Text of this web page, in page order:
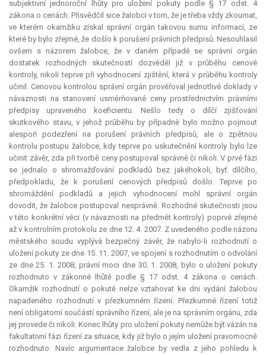
subjektivní jednoroční lhůty pro uložení pokuty podle § 17 odst. 4
zákona o cenách. Přisvědčil sice žalobci v tom, že je třeba vždy zkoumat,
ve kterém okamžiku získal správní orgán takovou sumu informací, ze
které by bylo zřejmé, že došlo k porušení právních předpisů. Nesouhlasil
ovšem s názorem žalobce, že v daném případě se správní orgán
dostatek rozhodných skutečností dozvěděl již v průběhu cenové
kontroly, nikoli teprve při vyhodnocení zjištění, která v průběhu kontroly
učinil. Cenovou kontrolou správní orgán prověřoval jednotlivé doklady v
návaznosti na stanovení usměrňované ceny prostřednictvím právními
předpisy upraveného koeficientu. Nešlo tedy o dílčí zjišťování
skutkového stavu, v jehož průběhu by případně bylo možno pojmout
alespoň podezření na porušení právních předpisů, ale o zpětnou
kontrolu postupu žalobce, kdy teprve po uskutečnění kontroly bylo lze
učinit závěr, zda při tvorbě ceny postupoval správně či nikoli. V prvé fázi
se jednalo o shromažďování podkladů bez jakéhokoli, byť dílčího,
předpokladu, že k porušení cenových předpisů došlo. Teprve po
shromáždění podkladů a jejich vyhodnocení mohl správní orgán
dovodit, že žalobce postupoval nesprávně. Rozhodné skutečnosti jsou
v této konkrétní věci (v návaznosti na předmět kontroly) poprvé zřejmé
až v kontrolním protokolu ze dne 12. 4. 2007. Z uvedeného podle názoru
městského soudu vyplývá bezpečný závěr, že nabylo-li rozhodnutí o
uložení pokuty ze dne 15. 11. 2007, ve spojení s rozhodnutím o odvolání
ze dne 25. 1. 2008, právní moci dne 30. 1. 2008, bylo o uložení pokuty
rozhodnuto v zákonné lhůtě podle § 17 odst. 4 zákona o cenách.
Okamžik rozhodnutí o pokutě nelze vztahovat ke dni vydání žalobou
napadeného rozhodnutí v přezkumném řízení. Přezkumné řízení totiž
není obligatorní součástí správního řízení, ale je na správním orgánu, zda
jej provede či nikoli. Konec lhůty pro uložení pokuty nemůže být vázán na
fakultativní fázi řízení za situace, kdy již bylo o jejím uložení pravomocně
rozhodnuto. Navíc argumentace žalobce by vedla z jeho pohledu k